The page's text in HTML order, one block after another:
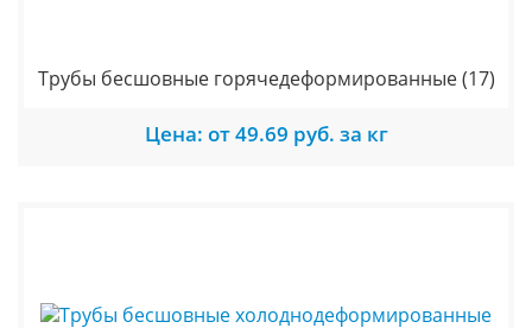
Трубы бесшовные горячедеформированные(17)
Цена: от 49.69 руб. за кг